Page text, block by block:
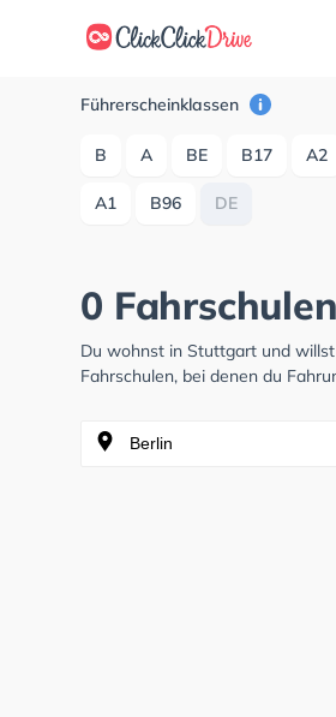
Führerscheinklassen
B A BE B17 A2
A1 B96 DE
0
Du wohnst in Stuttgart und
Fahrschulen, bei denen du